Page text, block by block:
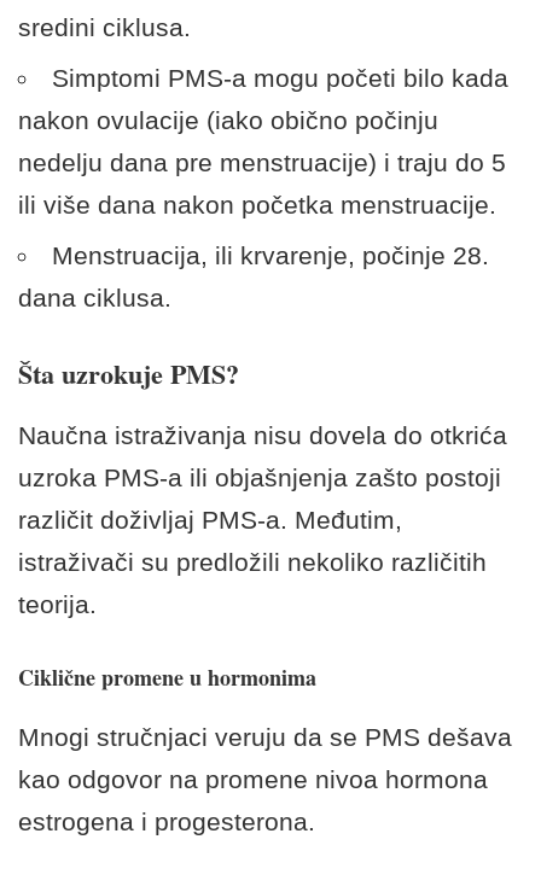
sredini ciklusa.
Simptomi PMS-a mogu početi bilo kada
nakon ovulacije (iako obično počinju
nedelju dana pre menstruacije) i traju do 5
ili više dana nakon početka menstruacije.
Menstruacija, ili krvarenje, počinje 28.
dana ciklusa.
Šta uzrokuje PMS?
Naučna istraživanja nisu dovela do otkrića
uzroka PMS-a ili objašnjenja zašto postoji
različit doživljaj PMS-a. Međutim,
istraživači su predložili nekoliko različitih
teorija.
Ciklične promene u hormonima
Mnogi stručnjaci veruju da se PMS dešava
kao odgovor na promene nivoa hormona
estrogena i progesterona.